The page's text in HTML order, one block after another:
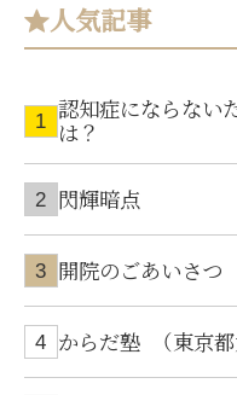
人気記事
認知症にならない
は？
閃輝暗点
開院のごあいさつ
からだ塾 （東京都